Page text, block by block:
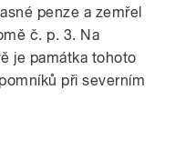
penze a zemřel
č. p. 3. Na
je památka tohoto
při severním